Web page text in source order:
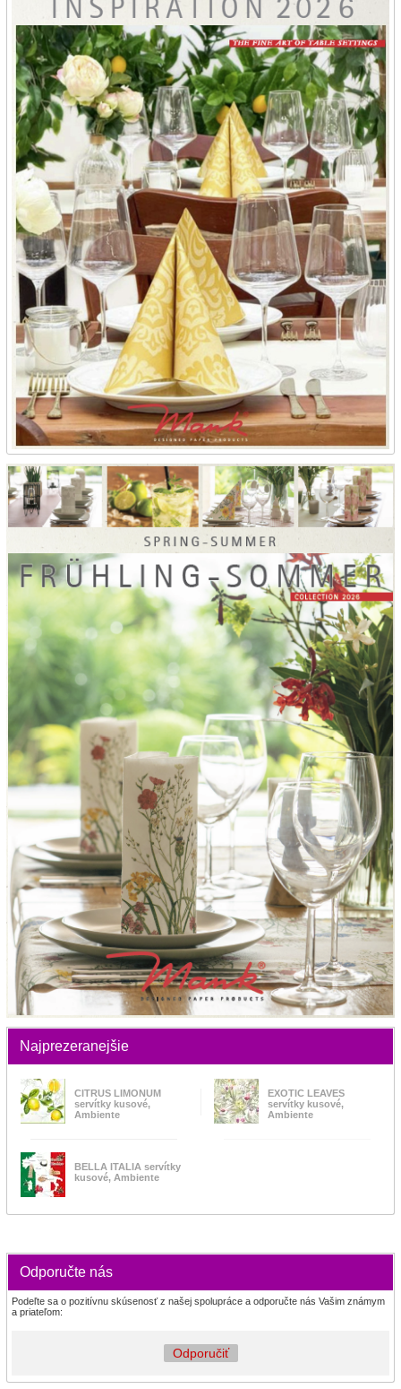
Najprezeranejšie
CITRUS LIMONUM
servítky kusové,
Ambiente
EXOTIC LEAVES
servítky kusové,
Ambiente
BELLA ITALIA servítky
kusové, Ambiente
Odporučte nás
Podeľte sa o pozitívnu skúsenosť z našej spolupráce a odporučte nás Vašim známym
a priateľom:
Odporučiť